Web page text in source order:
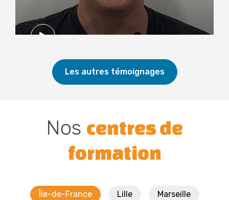
Les autres témoignages
Nos centres de
formation
Île-de-France Lille Marseille